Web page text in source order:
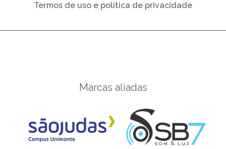
Termos de uso e política de privacidade
Marcas aliadas